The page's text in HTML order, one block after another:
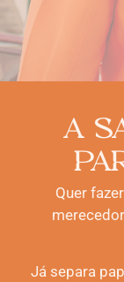
A
Quer
Já separa